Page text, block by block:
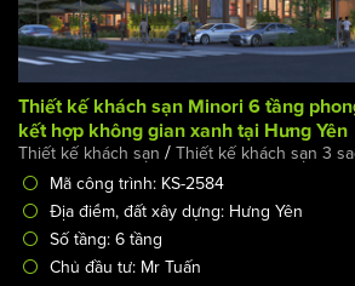
Thiết kế khách sạn Minori 6 tầng
kết hợp không gian xanh tại Hưng Yên
Thiết kế khách sạn /Thiết kế khách sạn 3 sao